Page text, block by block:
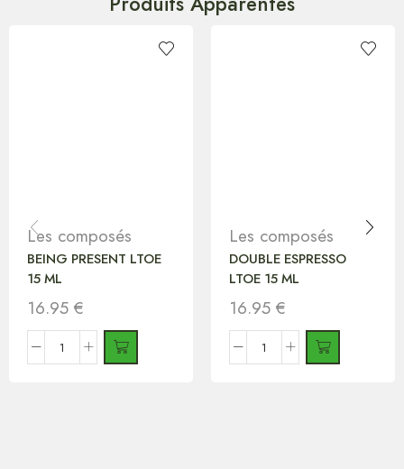
Les composés
BEING PRESENT LTOE
15 ML
16.95 €
Les composés
DOUBLE ESPRESSO
LTOE 15 ML
16.95 €